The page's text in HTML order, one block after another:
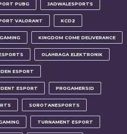
PUBG JADWALESPORTS
VALORANT KCD2
KINGDOM COME DELIVERANCE
OLAHRAGA ELEKTRONIK
ESPORT
ESPORT PROGAMERSID
SOROTANESPORTS
TURNAMENT ESPORT